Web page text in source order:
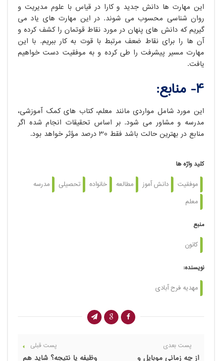
این مهارت ها دانش جدید و کارا در قیاس با علوم مدیریت و
روان شناسی محسوب می شوند. در این مهارت های یاد می
گیریم که دانش های پنهان در مورد نقاط قوتمان را کشف کرده و
آن ها را برای نقاط ضعف مرتبط با قوت به کار ببریم. با این
مهارت مسیر پیشرفت را طی کرده و به موفقیت دست خواهیم
یافت.
4- منابع:
این مورد شامل مواردی مانند معلم، کتاب های کمک آموزشی،
مدرسه و مشاور می شود. بر اساس تحقیقات انجام شده اگر
منابع در بهترین حالت باشد فقط 30 درصد مؤثر خواهد بود.
کلید واژه ها
موفقیت دانش آموز مطالعه خانواده تحصیلی
مدرسه
معلم
منبع
کانون
نویسنده:
مهدیه فرح آبادی
پست قبلی
وظیفه یا نتیجه؟ شاید هم
پست بعدی
از چه زمانی موبایل و